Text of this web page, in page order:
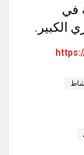
في
الكبير.